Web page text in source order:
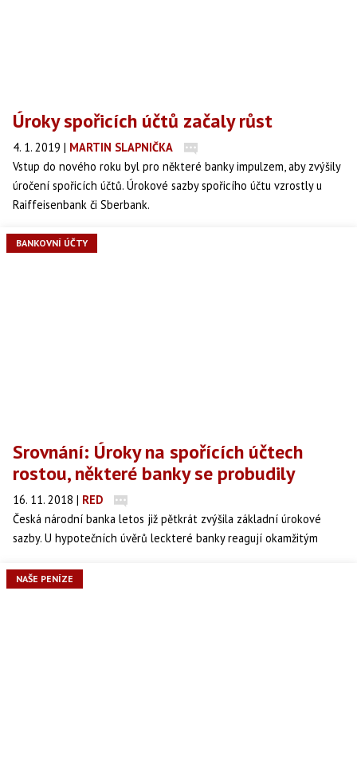
Úroky spořicích účtů začaly růst
4. 1. 2019 | MARTIN SLAPNIČKA
Vstup do nového roku byl pro některé banky impulzem, aby zvýšily
úročení spořicích účtů. Úrokové sazby spořicího účtu vzrostly u
Raiffeisenbank či Sberbank.
BANKOVNÍ ÚČTY
Srovnání: Úroky na spořících účtech
rostou, některé banky se probudily
16. 11. 2018 | RED
Česká národní banka letos již pětkrát zvýšila základní úrokové
sazby. U hypotečních úvěrů leckteré banky reagují okamžitým
zdlouhavější. Některé banky dokonce sazby na u svých spořicích
NAŠE PENÍZE